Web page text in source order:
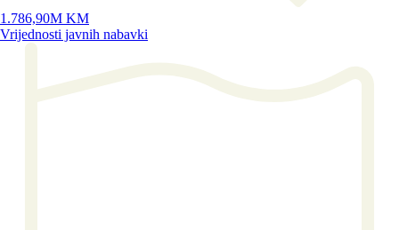
1.786,90M KM
Vrijednosti javnih nabavki